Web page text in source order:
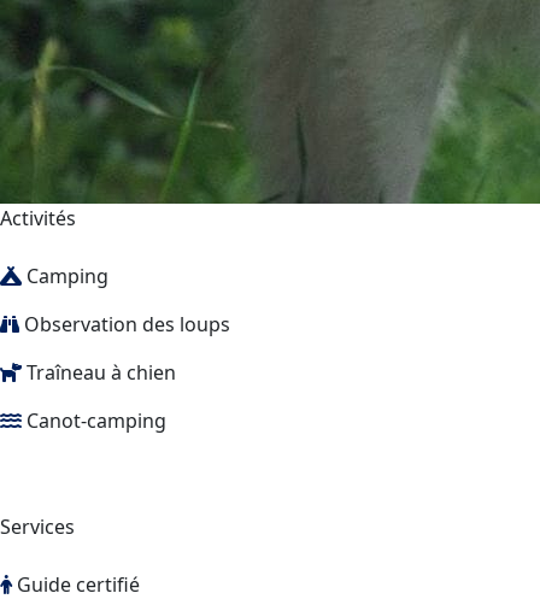
Activités
Camping
Observation des loups
Traîneau à chien
Canot-camping
Services
Guide certifié